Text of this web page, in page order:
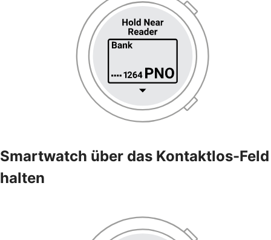
Smartwatch über das Kontaktlos-Feld
halten